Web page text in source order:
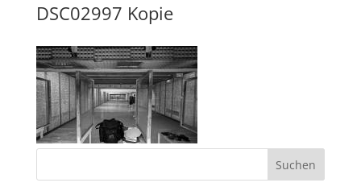
DSC02997 Kopie